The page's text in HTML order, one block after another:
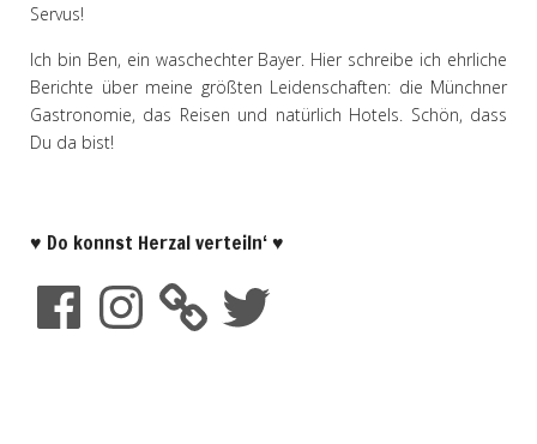
Servus!
Ich bin Ben, ein waschechter Bayer. Hier schreibe ich ehrliche
Berichte über meine größten Leidenschaften: die Münchner
Gastronomie, das Reisen und natürlich Hotels. Schön, dass
Du da bist!
♥ Do konnst Herzal verteiln‘ ♥